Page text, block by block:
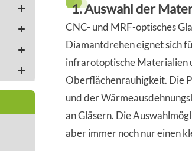
1. Auswahl der
CNC- und MRF-optisches
Diamantdrehen eignet sich
infrarotoptische Materialien
Oberflächenrauhigkeit. Die
und der
an Gläsern. Die
aber immer noch nur einen